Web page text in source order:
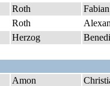
Roth
Fabian
Roth
Herzog
Amon